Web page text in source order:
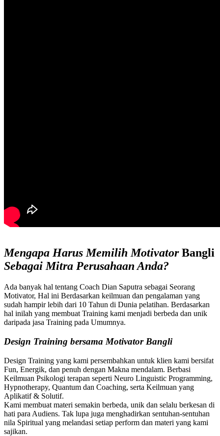
Mengapa Harus MemilihMotivatorBangli
Sebagai Mitra Perusahaan Anda?
Ada banyak hal tentang Coach Dian Saputra sebagai Seorang
Motivator, Hal ini Berdasarkan keilmuan dan pengalaman yang
sudah hampir lebih dari 10 Tahun di Dunia pelatihan. Berdasarkan
hal inilah yang membuat Training kami menjadi berbeda dan unik
daripada jasa Training pada Umumnya.
Design Training bersama Motivator Bangli
Design Training yang kami persembahkan untuk klien kami bersifat
Fun, Energik, dan penuh dengan Makna mendalam. Berbasi
Keilmuan Psikologi terapan seperti Neuro Linguistic Programming,
Hypnotherapy, Quantum dan Coaching, serta Keilmuan yang
Aplikatif & Solutif.
Kami membuat materi semakin berbeda, unik dan selalu berkesan di
hati para Audiens. Tak lupa juga menghadirkan sentuhan-sentuhan
nila Spiritual yang melandasi setiap perform dan materi yang kami
sajikan.